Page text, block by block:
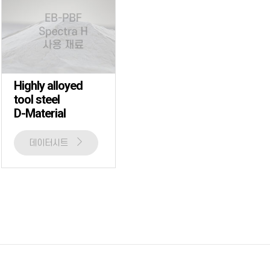
Highly alloyed
tool steel
D-Material
데이터시트